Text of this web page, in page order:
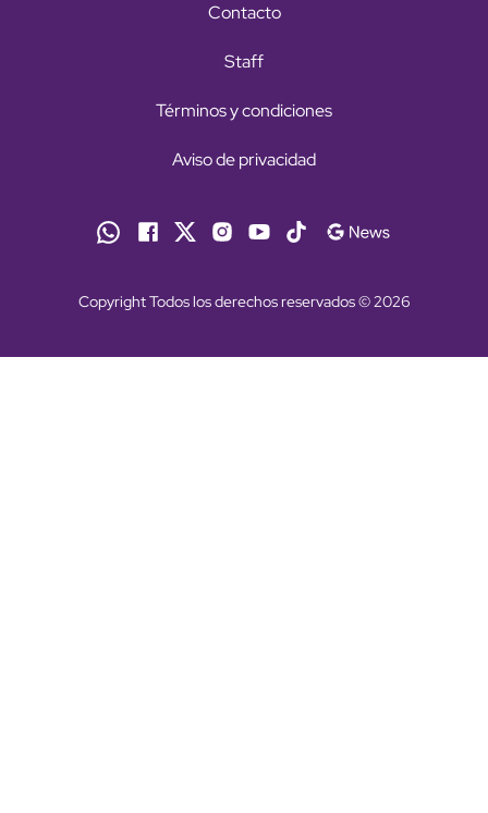
Contacto
Staff
Términos y condiciones
Aviso de privacidad
Copyright Todos los derechos reservados © 2026